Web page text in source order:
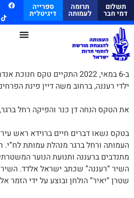
תשלום
דמי חבר
תרומה
לעמותה
ספרייה
דיגיטלית
ב-6 במאי, 2022 התקיים טקס
ילדי רעננה, ברחוב משה דיין פינת
את הטקס הנחה דן כנר והפיקה רחל
בטקס נשאו דברים חיים ברוידא ראש
העמותה ורחל ברגר מנהלת עמותת לח”י.
מתנדבים ברעננה ותנועת הנוער
השיר “רעננה” שכתב ישראל אלדד.
שטרן “יאיר” הולחן ובוצע על ידי הזמר